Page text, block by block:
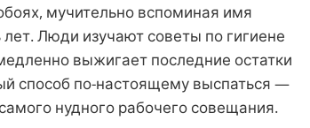
мучительно вспоминая имя
Люди изучают советы по гигиене
выжигает последние остатки
способ по-настоящему выспаться —
нудного рабочего совещания.